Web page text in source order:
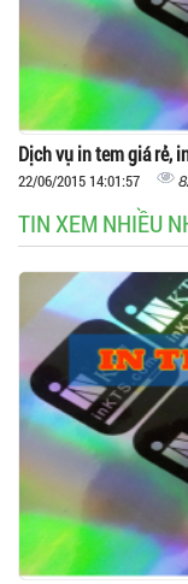
Dịch vụ in tem giá rẻ,
22/06/2015 14:01:57
TIN XEM NHIỀU